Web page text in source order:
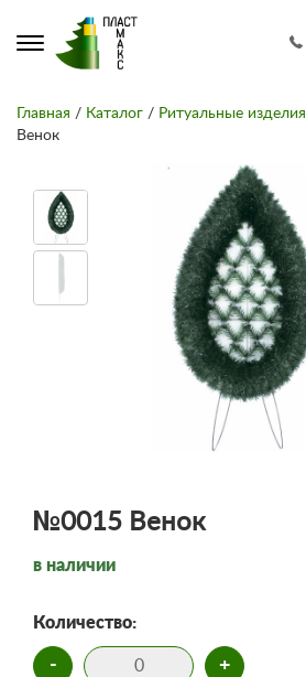
Главная / Каталог / Ритуальные изделия
Венок
№0015 Венок
в наличии
Количество:
- +